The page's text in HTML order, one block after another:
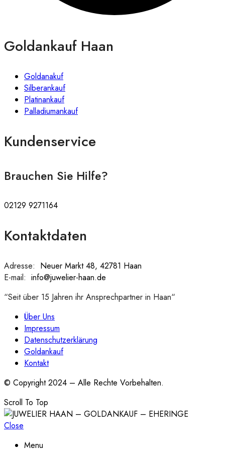
Goldankauf Haan
Goldanakuf
Silberankauf
Platinankauf
Palladiumankauf
Kundenservice
Brauchen Sie Hilfe?
02129 9271164
Kontaktdaten
Adresse: Neuer Markt 48, 42781 Haan
E-mail: info@juwelier-haan.de
“Seit über 15 Jahren ihr Ansprechpartner in Haan“
Über Uns
Impressum
Datenschutzerklärung
Goldankauf
Kontakt
© Copyright 2024 – Alle Rechte Vorbehalten.
Scroll To Top
Close
Menu